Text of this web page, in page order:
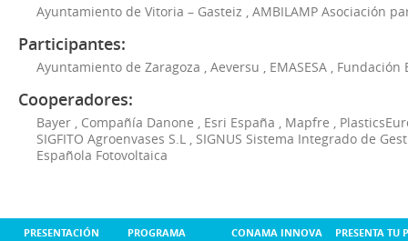
Ayuntamiento de Vitoria – Gasteiz AMBILAMP Asociación
Participantes:
Ayuntamiento de Zaragoza Aeversu EMASESA Fundación
Cooperadores:
Bayer Compañía Danone Esri España Mapfre
SIGFITO Agroenvases S.L
SIGNUS Sistema Integrado de
Española Fotovoltaica
PRESENTACIÓN PROGRAMA CONAMA INNOVA PRESENTA TU